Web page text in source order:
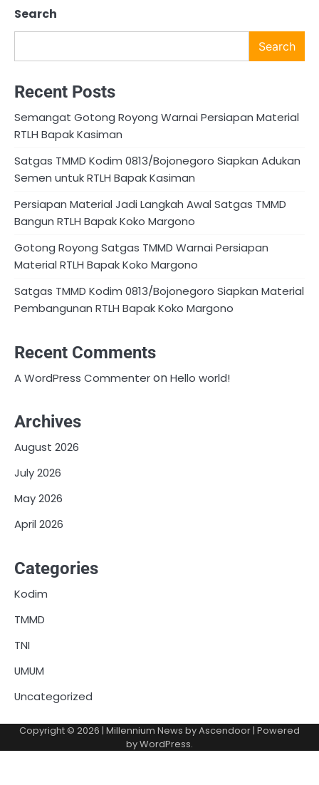
Search
Search
Recent Posts
Semangat Gotong Royong Warnai Persiapan Material
RTLH Bapak Kasiman
Satgas TMMD Kodim 0813/Bojonegoro Siapkan Adukan
Semen untuk RTLH Bapak Kasiman
Persiapan Material Jadi Langkah Awal Satgas TMMD
Bangun RTLH Bapak Koko Margono
Gotong Royong Satgas TMMD Warnai Persiapan
Material RTLH Bapak Koko Margono
Satgas TMMD Kodim 0813/Bojonegoro Siapkan Material
Pembangunan RTLH Bapak Koko Margono
Recent Comments
A WordPress CommenteronHello world!
Archives
August 2026
July 2026
May 2026
April 2026
Categories
Kodim
TMMD
TNI
UMUM
Uncategorized
Copyright © 2026 | Millennium News byAscendoor| Powered
byWordPress.